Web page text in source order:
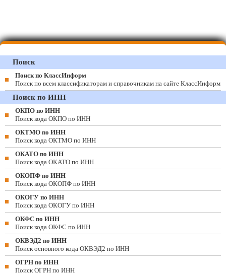
Поиск
Поиск по КлассИнформ
Поиск по всем классификаторам и справочникам на сайте КлассИнформ
Поиск по ИНН
ОКПО по ИНН
Поиск кода ОКПО по ИНН
ОКТМО по ИНН
Поиск кода ОКТМО по ИНН
ОКАТО по ИНН
Поиск кода ОКАТО по ИНН
ОКОПФ по ИНН
Поиск кода ОКОПФ по ИНН
ОКОГУ по ИНН
Поиск кода ОКОГУ по ИНН
ОКФС по ИНН
Поиск кода ОКФС по ИНН
ОКВЭД2 по ИНН
Поиск основного кода ОКВЭД2 по ИНН
ОГРН по ИНН
Поиск ОГРН по ИНН